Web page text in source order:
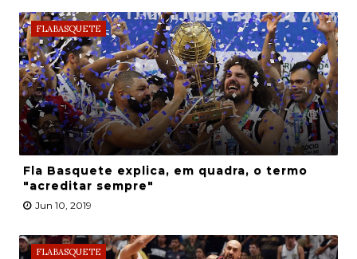
FLABASQUETE
Fla Basquete explica, em quadra, o termo
"acreditar sempre"
Jun 10, 2019
FLABASQUETE